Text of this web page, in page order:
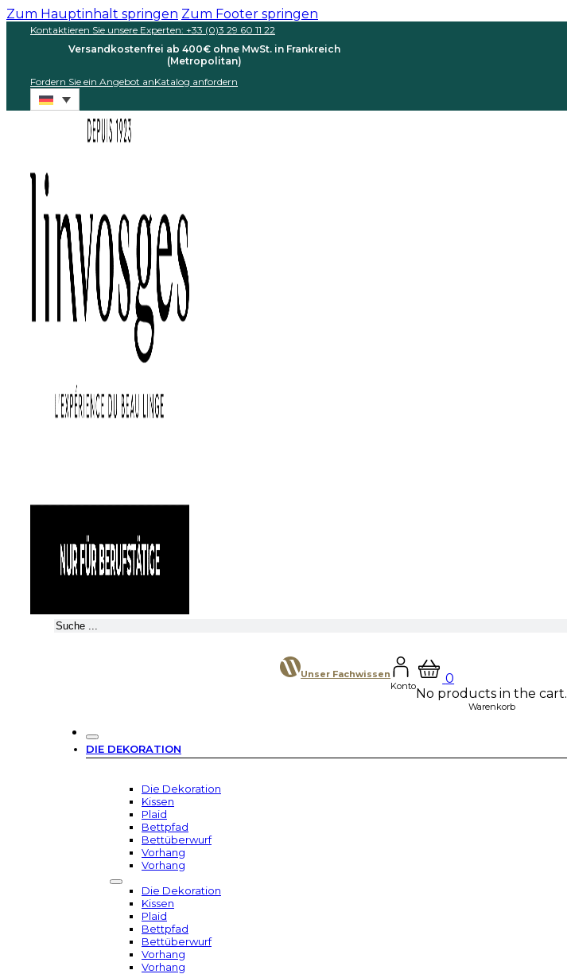
Zum Hauptinhalt springen Zum Footer springen
Kontaktieren Sie unsere Experten: +33 (0)3 29 60 11 22
Versandkostenfrei ab 400€ ohne MwSt. in Frankreich
(Metropolitan)
Fordern Sie ein Angebot anKatalog anfordern
Suchen
Unser Fachwissen
Konto
0
No products in the cart.
Warenkorb
DIE DEKORATION
Die Dekoration
Kissen
Plaid
Bettpfad
Bettüberwurf
Vorhang
Vorhang
Die Dekoration
Kissen
Plaid
Bettpfad
Bettüberwurf
Vorhang
Vorhang